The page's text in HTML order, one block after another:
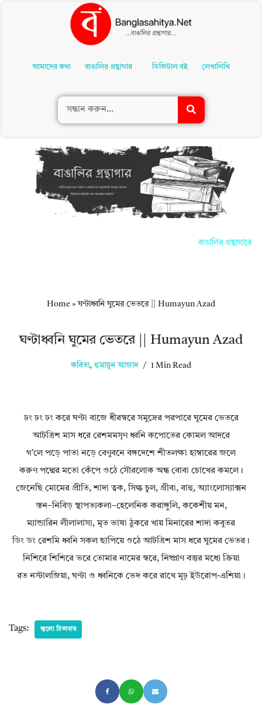
Contentআমাদের কথা বাঙালির গ্রন্থাগার ডিজিটাল বই লেখালিখি
বাঙালির গ্রন্থাগারে
Home »ঘণ্টাধ্বনি ঘুমের ভেতরে || Humayun Azad
ঘণ্টাধ্বনি ঘুমের ভেতরে || Humayun Azad
কবিতা, হুমায়ুন আজাদ 1 Min Read
ঢং ঢং ঢং করে ঘণ্টা বাজে ধীরস্বরে সমুদ্রের পরপারে ঘুমের ভেতরে
আটত্রিশ মাস ধরে রেশমমসৃণ ধ্বনি কপোতের কোমল আদরে
গ’লে পড়ে পাতা নড়ে বেণুবনে বঙ্গদেশে শীতলক্ষা হাম্বারের জলে
করুণ পদ্মের মতো কেঁপে ওঠে সৌরলোক অন্ধ বোবা চোখের কমলে।
জেনেছি মোমের প্রীতি, শাদা ত্বক, সিল্ক চুল, গ্রীবা, বাহু, অ্যাংলোস্যাক্সন
স্তন–নিবিড় স্থাপত্যকলা–হেলেনিক করাঙ্গুলি, ককেশীয় মন,
ম্যান্ডারিন লীলালাস্য, মৃত ভাষা ঠুকরে খায় মিনারের শাদা কবুতর
ডিং ডং রেশমি ধ্বনি সকল ছাপিয়ে ওঠে আটত্রিশ মাস ধরে ঘুমের ভেতর।
নিশিরে শিশিরে ভরে তোমার নামের স্বরে, নিষ্প্রাণ বস্তুর মধ্যে ক্রিয়া
রত নস্টালজিয়া, ঘণ্টা ও ধ্বনিকে ভেদ করে রাখে মূঢ় ইউরোপ-এশিয়া।
Tags: জ্বলো চিতাবাঘ